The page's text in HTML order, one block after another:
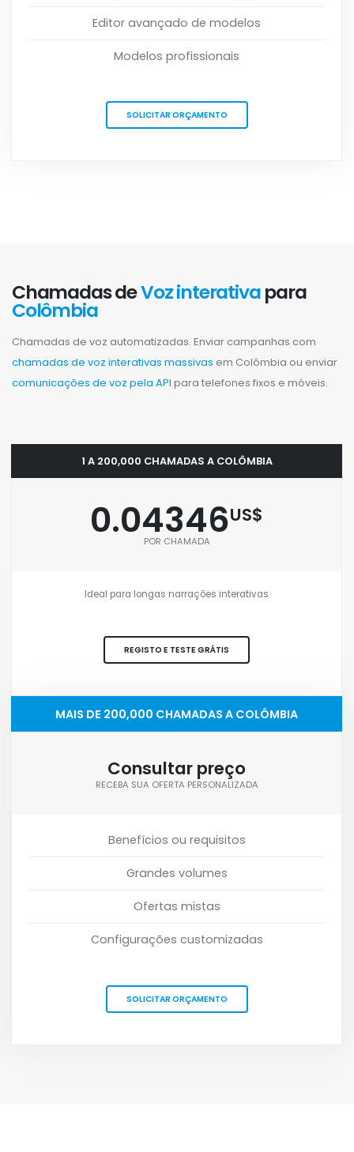
Editor avançado de modelos
Modelos profissionais
SOLICITAR ORÇAMENTO
Chamadas deVoz interativapara
Colômbia
Chamadas de voz automatizadas. Enviar campanhas com
chamadas de voz interativas massivas em Colômbia ou enviar
comunicações de voz pela API para telefones fixos e móveis.
1 A 200,000 CHAMADAS A COLÔMBIA
0.04346US$
POR CHAMADA
Ideal para longas narrações interativas
REGISTO E TESTE GRÁTIS
MAIS DE 200,000 CHAMADAS A COLÔMBIA
Consultar preço
RECEBA SUA OFERTA PERSONALIZADA
Benefícios ou requisitos
Grandes volumes
Ofertas mistas
Configurações customizadas
SOLICITAR ORÇAMENTO